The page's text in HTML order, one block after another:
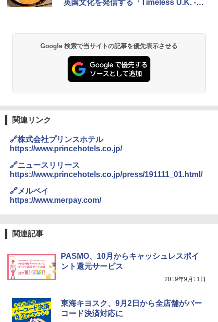
き
熊撃退スプレー 熊よけスプレー 熊スプレー
【日本企業販売】超強力クマ対策スプレー 30
0ml（連続噴射30秒）110ml（連続噴射15
秒）射程5～10m 安全ロック搭載 携帯収納袋
付き ヒグマ・イノシシ対策 自治体・教育機
GRANDOOR ステンレス保冷剤 2個セット 2
コンパクト 保冷力長持ち
￥1,180
ゴムボート 空気入れ 空気抜き 自動停止 過熱
保護 日光可読lcd 7種類ノズル付き
英国文化を発信する「Timeless U.K. -BR
Google 検索で当サイトの記事を優先表示させる
関連リンク
🔗株式会社プリンスホテル
https://www.princehotels.co.jp/
🔗ニュースリリース
https://www.princehotels.co.jp/press/191111_01.html/
🔗メルペイ
https://www.merpay.com/
関連記事
PASMO、10月からキャッシュレスポイ
ント還元サービス
2019年9月11日
東海キヨスク、9月2日から全店舗がバー
コード決済対応に